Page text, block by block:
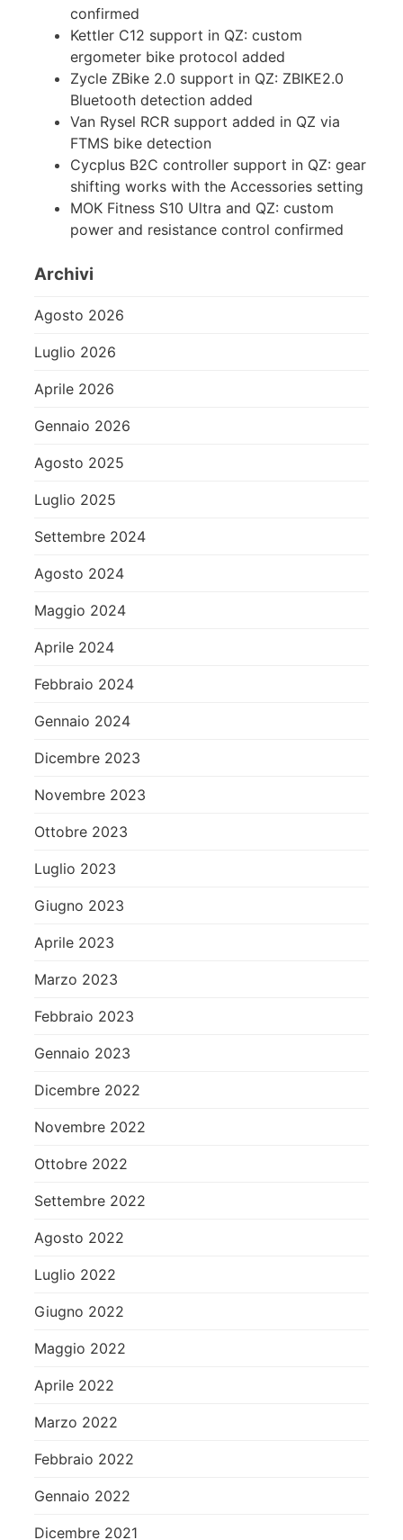
confirmed
Kettler C12 support in QZ: custom
ergometer bike protocol added
Zycle ZBike 2.0 support in QZ: ZBIKE2.0
Bluetooth detection added
Van Rysel RCR support added in QZ via
FTMS bike detection
Cycplus B2C controller support in QZ: gear
shifting works with the Accessories setting
MOK Fitness S10 Ultra and QZ: custom
power and resistance control confirmed
Archivi
Agosto 2026
Luglio 2026
Aprile 2026
Gennaio 2026
Agosto 2025
Luglio 2025
Settembre 2024
Agosto 2024
Maggio 2024
Aprile 2024
Febbraio 2024
Gennaio 2024
Dicembre 2023
Novembre 2023
Ottobre 2023
Luglio 2023
Giugno 2023
Aprile 2023
Marzo 2023
Febbraio 2023
Gennaio 2023
Dicembre 2022
Novembre 2022
Ottobre 2022
Settembre 2022
Agosto 2022
Luglio 2022
Giugno 2022
Maggio 2022
Aprile 2022
Marzo 2022
Febbraio 2022
Gennaio 2022
Dicembre 2021